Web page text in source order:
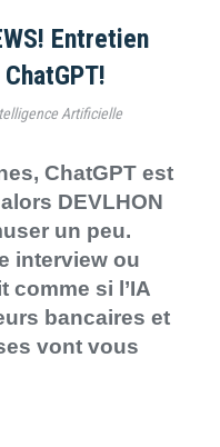
Entretien
Artificielle
ChatGPT est
DEVLHON
un peu.
interview ou
comme si l’IA
bancaires et
vont vous